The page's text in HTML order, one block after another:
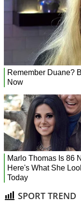
SPORT TREND